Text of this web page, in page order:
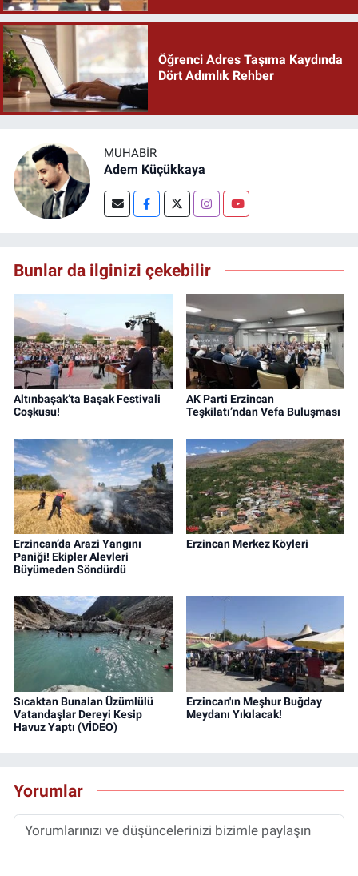
Öğrenci Adres Taşıma Kaydında
Dört Adımlık Rehber
MUHABIR
Adem Küçükkaya
Bunlar da ilginizi çekebilir
Altınbaşak’ta Başak Festivali
Coşkusu!
AK Parti Erzincan
Teşkilatı’ndan Vefa Buluşması
Erzincan’da Arazi Yangını
Paniği! Ekipler Alevleri
Büyümeden Söndürdü
Erzincan Merkez Köyleri
Sıcaktan Bunalan Üzümlülü
Vatandaşlar Dereyi Kesip
Havuz Yaptı (VİDEO)
Erzincan'ın Meşhur Buğday
Meydanı Yıkılacak!
Yorumlar